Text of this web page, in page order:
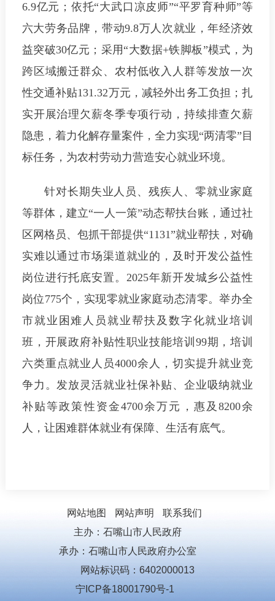
6.9亿元；依托“大武口凉皮师”“平罗育种师”等
六大劳务品牌，带动9.8万人次就业，年经济效
益突破30亿元；采用“大数据+铁脚板”模式，为
跨区域搬迁群众、农村低收入人群等发放一次
性交通补贴131.32万元，减轻外出务工负担；扎
实开展治理欠薪冬季专项行动，持续排查欠薪
隐患，着力化解存量案件，全力实现“两清零”目
标任务，为农村劳动力营造安心就业环境。
针对长期失业人员、残疾人、零就业家庭
等群体，建立“一人一策”动态帮扶台账，通过社
区网格员、包抓干部提供“1131”就业帮扶，对确
实难以通过市场渠道就业的，及时开发公益性
岗位进行托底安置。2025年新开发城乡公益性
岗位775个，实现零就业家庭动态清零。举办全
市就业困难人员就业帮扶及数字化就业培训
班，开展政府补贴性职业技能培训99期，培训
六类重点就业人员4000余人，切实提升就业竞
争力。发放灵活就业社保补贴、企业吸纳就业
补贴等政策性资金4700余万元，惠及8200余
人，让困难群体就业有保障、生活有底气。
网站地图 网站声明
联系我们
主办：石嘴山市人民政府
承办：石嘴山市人民政府办公室
网站标识码：6402000013
宁ICP备18001790号-1